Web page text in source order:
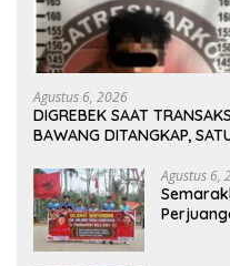
Agustus 6, 2026
DIGREBEK SAAT
BAWANG DITANGKAP,
Agustus 6,